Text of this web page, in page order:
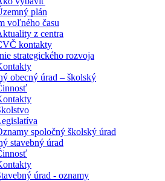
plán
voľného času
z centra
kontakty
strategického rozvoja
obecný úrad – školský
spoločný školský úrad
stavebný úrad
úrad - oznamy